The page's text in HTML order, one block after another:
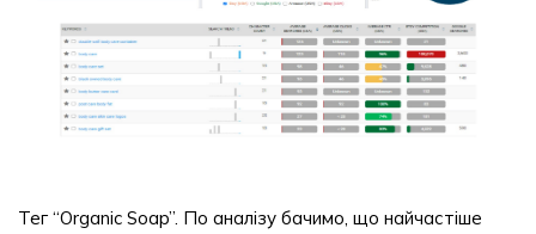
Тег “Organic Soap”. По аналізу бачимо, що найчастіше